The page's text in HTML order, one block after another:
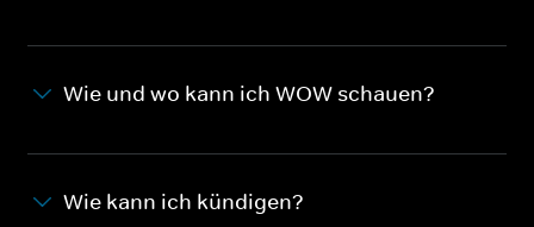
Wie und wo kann ich WOW schauen?
Wie kann ich kündigen?